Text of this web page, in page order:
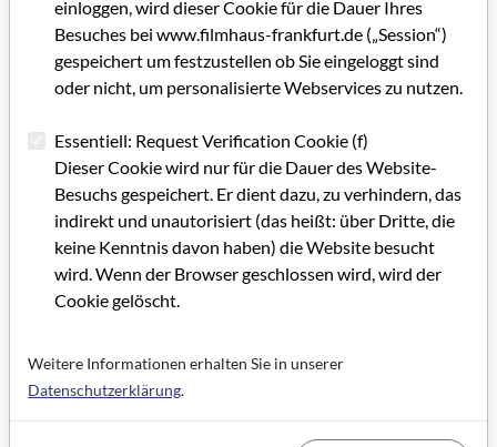
Grußwort GRIP 60,5
IMPRESSUM GRIP 60,5
Dank an alle
Filmhaus mit Ausblick
Der Blick zurück nach vorn
Das Filmhaus und Ralph Förg – ein perfektes Paar
Geerdet und angenommen!
einloggen, wird dieser Cookie für die Dauer Ihres
Besuches bei www.filmhaus-frankfurt.de („Session“)
gespeichert um festzustellen ob Sie eingeloggt sind
oder nicht, um personalisierte Webservices zu nutzen.
Essentiell: Request Verification Cookie (f)
Dieser Cookie wird nur für die Dauer des Website-
Besuchs gespeichert. Er dient dazu, zu verhindern, das
indirekt und unautorisiert (das heißt: über Dritte, die
keine Kenntnis davon haben) die Website besucht
wird. Wenn der Browser geschlossen wird, wird der
Cookie gelöscht.
Weitere Informationen erhalten Sie in unserer
Datenschutzerklärung.